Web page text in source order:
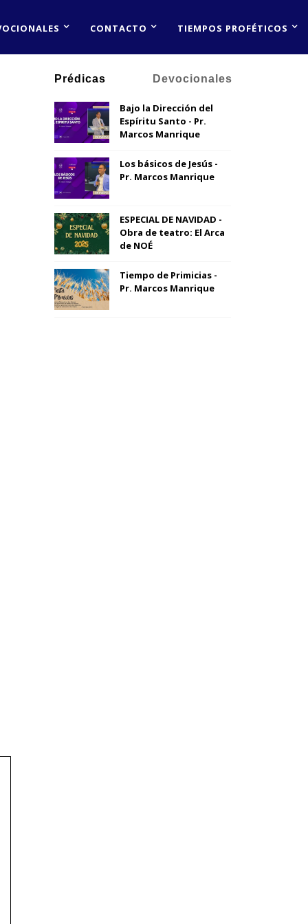
CONTACTO TIEMPOS PROFÉTICOS
Prédicas Devocionales
Bajo la Dirección del
Espíritu Santo - Pr.
Marcos Manrique
Los básicos de Jesús -
Pr. Marcos Manrique
ESPECIAL DE NAVIDAD -
Obra de teatro: El Arca
de NOÉ
Tiempo de Primicias -
Pr. Marcos Manrique